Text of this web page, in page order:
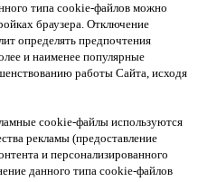
типа cookie-файлов можно
браузера. Отключение
определять предпочтения
и наименее популярные
работы Сайта, исходя
cookie-файлы используются
рекламы (предоставление
и персонализированного
данного типа cookie-файлов